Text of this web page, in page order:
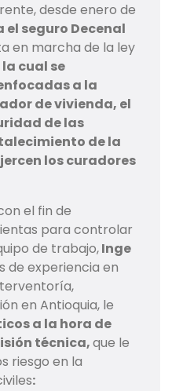
desde enero de
seguro Decenal
en marcha de la ley
cual se
a la
de vivienda, el
de las
de la
los curadores
el fin de
para controlar
de trabajo,Inge
de experiencia en
en Antioquia, le
a la hora de
técnica,que le
riesgo en la
: